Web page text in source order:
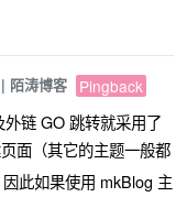
陌涛博客 Pingback
链 GO 跳转就采用了
面（其它的主题一般都
此如果使用 mkBlog 主